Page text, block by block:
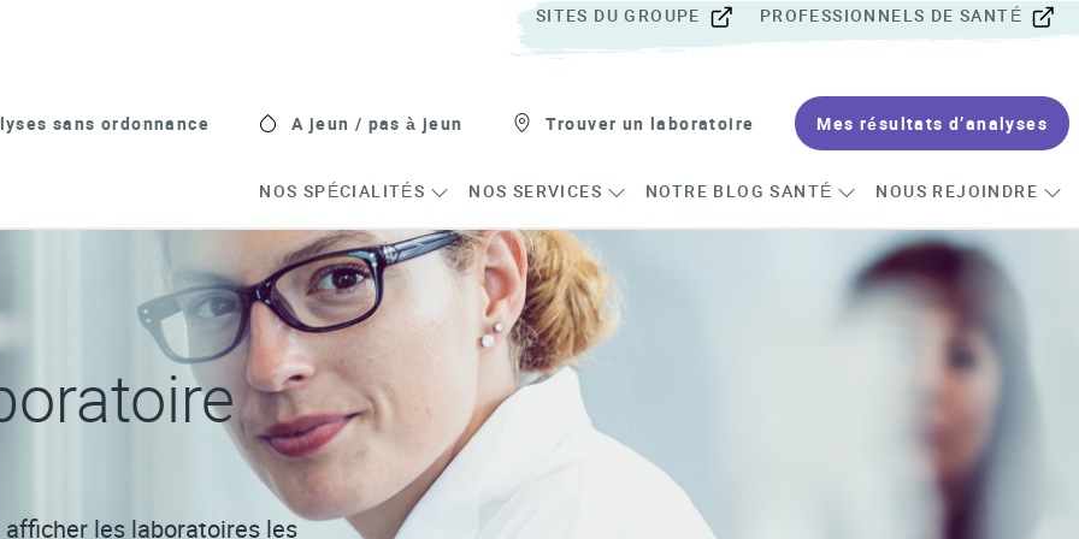
SITES DU GROUPE PROFESSIONNELS DE SANTÉ
sans ordonnance A jeun / pas à jeun Trouver un laboratoire Mes résultats d’analyses
NOS SPÉCIALITÉS NOS SERVICES NOTRE BLOG SANTÉ NOUS REJOINDRE
les laboratoires les